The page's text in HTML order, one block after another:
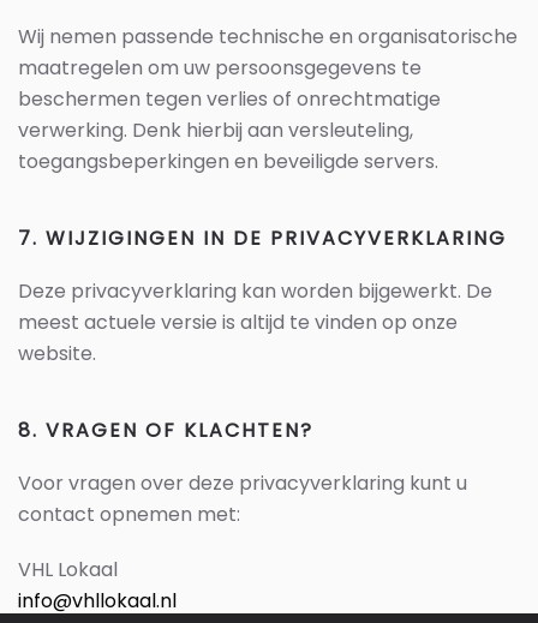
Wij nemen passende technische en organisatorische
maatregelen om uw persoonsgegevens te
beschermen tegen verlies of onrechtmatige
verwerking. Denk hierbij aan versleuteling,
toegangsbeperkingen en beveiligde servers.
7. WIJZIGINGEN IN DE PRIVACYVERKLARING
Deze privacyverklaring kan worden bijgewerkt. De
meest actuele versie is altijd te vinden op onze
website.
8. VRAGEN OF KLACHTEN?
Voor vragen over deze privacyverklaring kunt u
contact opnemen met:
VHL Lokaal
info@vhllokaal.nl